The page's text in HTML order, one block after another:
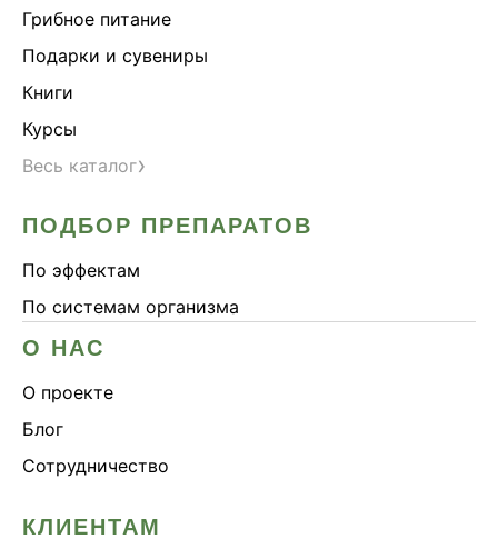
Грибное питание
Подарки и сувениры
Книги
Курсы
Весь каталог›
ПОДБОР ПРЕПАРАТОВ
По эффектам
По системам организма
О НАС
О проекте
Блог
Сотрудничество
КЛИЕНТАМ